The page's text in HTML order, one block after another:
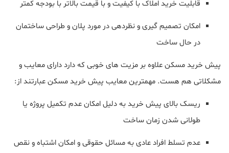
قابلیت خرید املاک با کیفیت و با قیمت بالاتر با بودجه کمتر
امکان تصمیم گیری و نظردهی در مورد پلان و طراحی ساختمان
در حال ساخت
پیش خرید مسکن علاوه بر مزیت های خوبی که دارد دارای معایب و
مشکلاتی هم هست. مهمترین معایب پیش خرید مسکن عبارتند از:
ریسک بالای پیش خرید به دلیل امکان عدم تکمیل پروژه یا
طولانی شدن زمان ساخت
عدم تسلط افراد عادی به مسائل حقوقی و امکان اشتباه و نقص